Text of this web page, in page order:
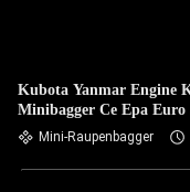
Kubota Yanmar Engine
Minibagger Ce Epa Euro
Mini-Raupenbagger